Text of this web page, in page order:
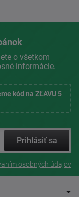
o všetkom
informácie.
kód na ZĽAVU 5
Prihlásiť sa
osobných údajov